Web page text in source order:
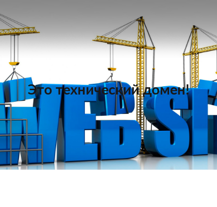
Это технический домен!